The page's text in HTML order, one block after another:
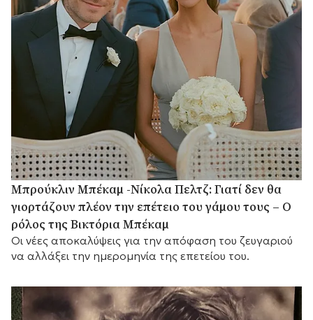
Μπρούκλιν Μπέκαμ -Νίκολα Πελτζ: Γιατί δεν θα
γιορτάζουν πλέον την επέτειο του γάμου τους – Ο
ρόλος της Βικτόρια Μπέκαμ
Οι νέες αποκαλύψεις για την απόφαση του ζευγαριού
να αλλάξει την ημερομηνία της επετείου του.